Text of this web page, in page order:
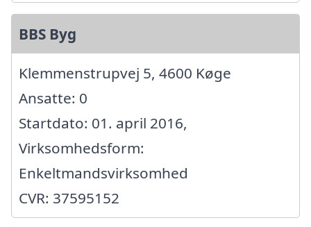
BBS Byg
Klemmenstrupvej 5, 4600 Køge
Ansatte: 0
Startdato: 01. april 2016,
Virksomhedsform:
Enkeltmandsvirksomhed
CVR: 37595152